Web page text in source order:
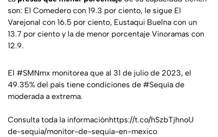
son: El Comedero con 19.3 por ciento, le sigue El
Varejonal con 16.5 por ciento, Eustaqui Buelna con un
13.7 por ciento y la de menor porcentaje Vinoramas con
12.9.
El #SMNmx monitorea que al 31 de julio de 2023, el
49.35% del país tiene condiciones de #Sequía de
moderada a extrema.
Consulta toda la informaciónhttps://t.co/hSzbTjhnoU
de-sequia/monitor-de-sequia-en-mexico